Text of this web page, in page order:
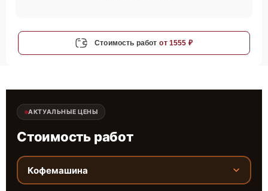
Стоимость работ от 1555 ₽
АКТУАЛЬНЫЕ ЦЕНЫ
Стоимость работ
Кофемашина